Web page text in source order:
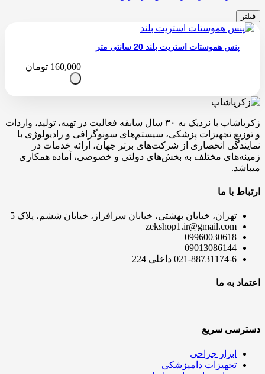
فیلتر
پنس هموستات استریت بلند 20 سانتی متر
160,000 تومان
زکریاشاپ با نزدیک به ۳۰ سال سابقه فعالیت در تهیه، تولید، واردات
و توزیع تجهیزات پزشکی، سیستم‌های سونوگرافی و رادیولوژی با
نمایندگی انحصاری از شرکت‌های برتر جهان، ارائه خدمات در
زمینه‌های مختلف به بخش‌های دولتی و خصوصی، آماده همکاری
میباشد.
ارتباط با ما
تهران، خیابان بهشتی، خیابان سرافراز، خیابان ششم، پلاک 5
zekshop1.ir@gmail.com
09960030618
09013086144
021-88731174-6 داخلی 224
اعتماد به ما
دسترسی سریع
ابزار جراحی
تجهیزات دامپزشکی